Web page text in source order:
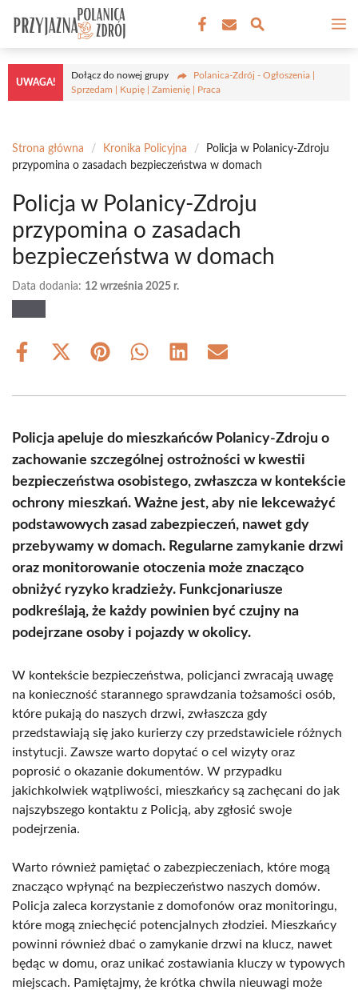
treści
UWAGA!
Dołącz do nowej grupy
Polanica-Zdrój - Ogłoszenia |
Sprzedam | Kupię | Zamienię | Praca
Strona główna / Kronika Policyjna /
Policja w Polanicy-Zdroju
przypomina o zasadach bezpieczeństwa w domach
Policja w Polanicy-Zdroju
przypomina o zasadach
bezpieczeństwa w domach
Data dodania: 12 września 2025 r.
Share
Share
(Twitter)
Share Share Share Share
Policja apeluje do mieszkańców Polanicy-Zdroju o
zachowanie szczególnej ostrożności w kwestii
bezpieczeństwa osobistego, zwłaszcza w kontekście
ochrony mieszkań. Ważne jest, aby nie lekceważyć
podstawowych zasad zabezpieczeń, nawet gdy
przebywamy w domach. Regularne zamykanie drzwi
oraz monitorowanie otoczenia może znacząco
obniżyć ryzyko kradzieży. Funkcjonariusze
podkreślają, że każdy powinien być czujny na
podejrzane osoby i pojazdy w okolicy.
W kontekście bezpieczeństwa, policjanci zwracają uwagę
na konieczność starannego sprawdzania tożsamości osób,
które pukają do naszych drzwi, zwłaszcza gdy
przedstawiają się jako kurierzy czy przedstawiciele różnych
instytucji. Zawsze warto dopytać o cel wizyty oraz
poprosić o okazanie dokumentów. W przypadku
jakichkolwiek wątpliwości, mieszkańcy są zachęcani do jak
najszybszego kontaktu z Policją, aby zgłosić swoje
podejrzenia.
Warto również pamiętać o zabezpieczeniach, które mogą
znacząco wpłynąć na bezpieczeństwo naszych domów.
Policja zaleca korzystanie z domofonów oraz monitoringu,
które mogą zniechęcić potencjalnych złodziei. Mieszkańcy
powinni również dbać o zamykanie drzwi na klucz, nawet
będąc w domu, oraz unikać zostawiania kluczy w typowych
miejscach. Pamiętajmy, że krótka chwila nieuwagi może